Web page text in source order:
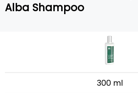
Alba Shampoo
300 ml